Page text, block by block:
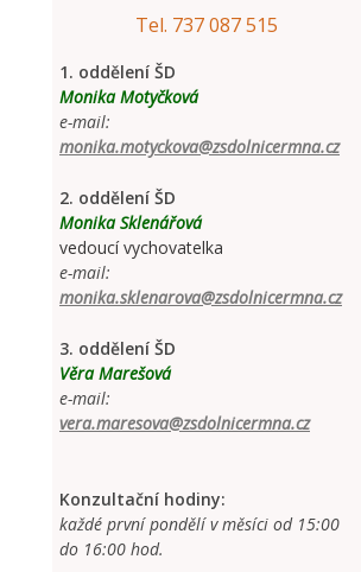
Tel. 737 087 515
1. oddělení ŠD
Monika Motyčková
e-mail:
monika.motyckova@zsdolnicermna.cz
2. oddělení ŠD
Monika Sklenářová
vedoucí vychovatelka
e-mail:
monika.sklenarova@zsdolnicermna.cz
3. oddělení ŠD
Věra Marešová
e-mail:
vera.maresova@zsdolnicermna.cz
Konzultační hodiny:
každé první pondělí v měsíci od 15:00
do 16:00 hod.